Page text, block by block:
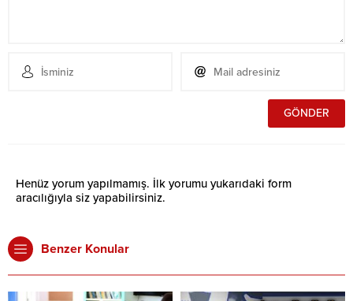
Henüz yorum yapılmamış. İlk yorumu yukarıdaki form
aracılığıyla siz yapabilirsiniz.
Benzer Konular